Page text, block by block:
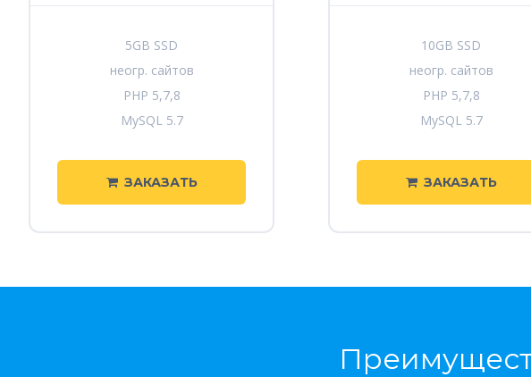
5GB SSD
неогр. сайтов
PHP 5,7,8
MySQL 5.7
ЗАКАЗАТЬ
10GB SSD
неогр. сайтов
PHP 5,7,8
MySQL 5.7
ЗАКАЗАТЬ